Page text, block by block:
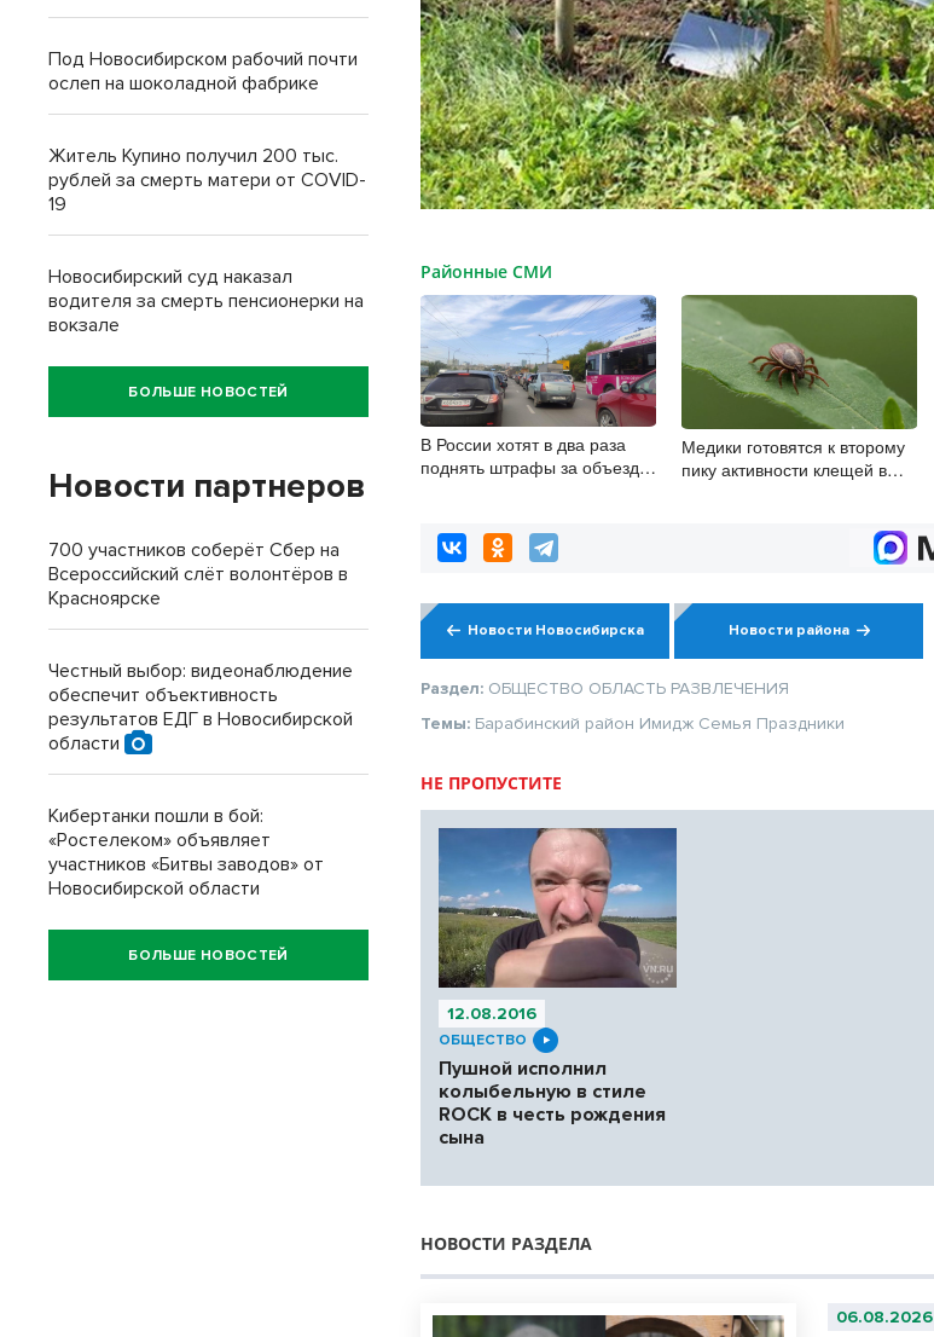
Районные СМИ
В России хотят в два раза
поднять штрафы за объезд
Медики готовятся к второму
пику активности клещей в
Новости Новосибирска Новости района
Раздел: ОБЩЕСТВО ОБЛАСТЬ РАЗВЛЕЧЕНИЯ
Темы: Барабинский район Имидж Семья Праздники
НЕ ПРОПУСТИТЕ
12.08.2016
ОБЩЕСТВО
Пушной исполнил
колыбельную в стиле
ROCK в честь рождения
сына
НОВОСТИ РАЗДЕЛА
06.08.2026
Под Новосибирском рабочий почти
ослеп на шоколадной фабрике
Житель Купино получил 200 тыс.
рублей за смерть матери от COVID-
19
Новосибирский суд наказал
водителя за смерть пенсионерки на
вокзале
БОЛЬШЕ НОВОСТЕЙ
Новости партнеров
700 участников соберёт Сбер на
Всероссийский слёт волонтёров в
Красноярске
Честный выбор: видеонаблюдение
обеспечит объективность
результатов ЕДГ в Новосибирской
области
Кибертанки пошли в бой:
«Ростелеком» объявляет
участников «Битвы заводов» от
Новосибирской области
БОЛЬШЕ НОВОСТЕЙ